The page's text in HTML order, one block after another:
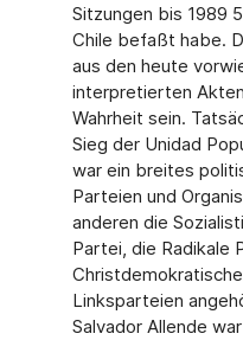
Sitzungen bis 1989
Chile befaßt habe.
aus den heute
interpretierten
Wahrheit sein.
Sieg der Unidad
war ein breites
Parteien und
anderen die
Partei, die Radikale
Linksparteien
Salvador Allende